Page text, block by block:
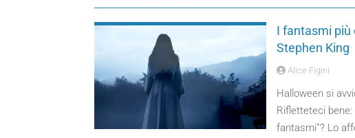
I fantasmi più
Stephen King
Alice Figini
Halloween si
Rifletteteci
fantasmi”? Lo